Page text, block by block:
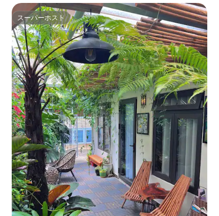
スーパーホスト
スーパーホスト